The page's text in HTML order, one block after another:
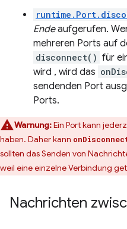
Endeaufgerufen.
mehreren Ports auf
disconnect() für
wird , wird das
sendenden Port
Ports.
Warnung:Ein Port kann
haben. Daher kann
sollten das Senden von
weil eine einzelne Verbindung
Nachrichten